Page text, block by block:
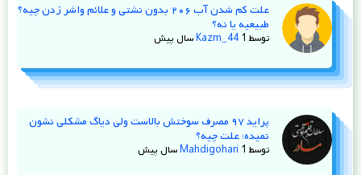
علت کم شدن آب ۲۰۶ بدون نشتی و علائم واشر زدن چیه؟
طبیعیه یا نه؟
توسط Kazm_44 1 سال پیش
پراید ۹۷ مصرف سوختش بالاست ولی دیاگ مشکلی نشون
نمیده؛ علت چیه؟
توسط Mahdigohari 1 سال پیش